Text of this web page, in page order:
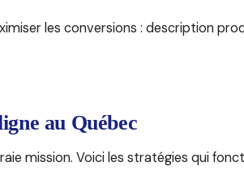
les conversions : description
au Québec
mission. Voici les stratégies qui